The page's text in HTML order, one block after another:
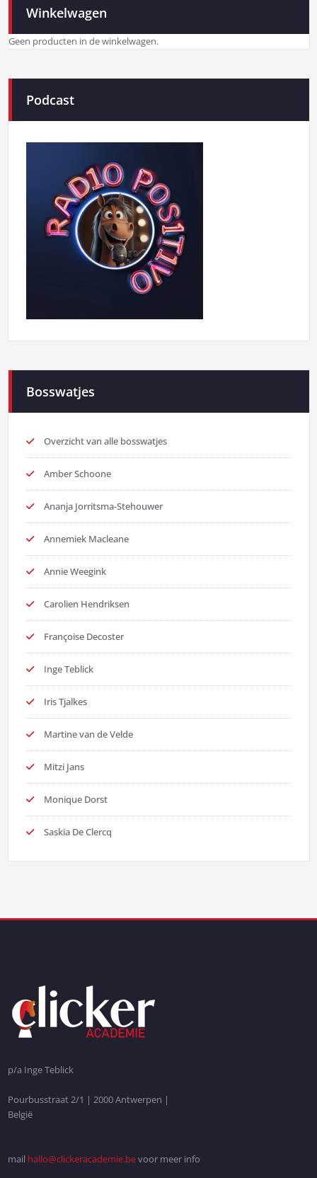
Winkelwagen
Geen producten in de winkelwagen.
Podcast
Bosswatjes
Overzicht van alle bosswatjes
Amber Schoone
Ananja Jorritsma-Stehouwer
Annemiek Macleane
Annie Weegink
Carolien Hendriksen
Françoise Decoster
Inge Teblick
Iris Tjalkes
Martine van de Velde
Mitzi Jans
Monique Dorst
Saskia De Clercq
p/a Inge Teblick
Pourbusstraat 2/1 | 2000 Antwerpen |
België
mail hallo@clickeracademie.bevoor meer info